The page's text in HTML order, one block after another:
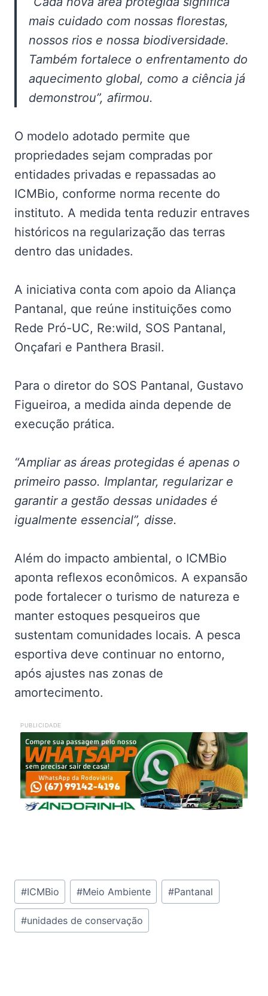
mais cuidado com nossas florestas,
nossos rios e nossa biodiversidade.
Também fortalece o enfrentamento do
aquecimento global, como a ciência já
demonstrou”, afirmou.
O modelo adotado permite que
propriedades sejam compradas por
entidades privadas e repassadas ao
ICMBio, conforme norma recente do
instituto. A medida tenta reduzir entraves
históricos na regularização das terras
dentro das unidades.
A iniciativa conta com apoio da Aliança
Pantanal, que reúne instituições como
Rede Pró-UC, Re:wild, SOS Pantanal,
Onçafari e Panthera Brasil.
Para o diretor do SOS Pantanal, Gustavo
Figueiroa, a medida ainda depende de
execução prática.
“Ampliar as áreas protegidas é apenas o
primeiro passo. Implantar, regularizar e
garantir a gestão dessas unidades é
igualmente essencial”, disse.
Além do impacto ambiental, o ICMBio
aponta reflexos econômicos. A expansão
pode fortalecer o turismo de natureza e
manter estoques pesqueiros que
sustentam comunidades locais. A pesca
esportiva deve continuar no entorno,
após ajustes nas zonas de
amortecimento.
PUBLICIDADE
Tags
do
Post:
#ICMBio #Meio Ambiente #Pantanal
#unidades de conservação